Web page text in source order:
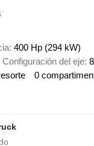
400 Hp (294 kW)
Configuración del eje
0